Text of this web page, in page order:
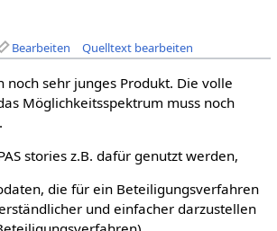
Bearbeiten Quelltext bearbeiten
noch sehr junges Produkt. Die volle
Möglichkeitsspektrum muss noch
stories z.B. dafür genutzt werden,
die für ein Beteiligungsverfahren
und einfacher darzustellen